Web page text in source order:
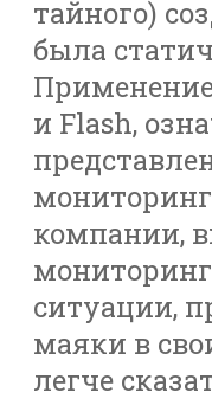
тайного)
была
и Flash,
компании,
ситуации,
маяки в
легче